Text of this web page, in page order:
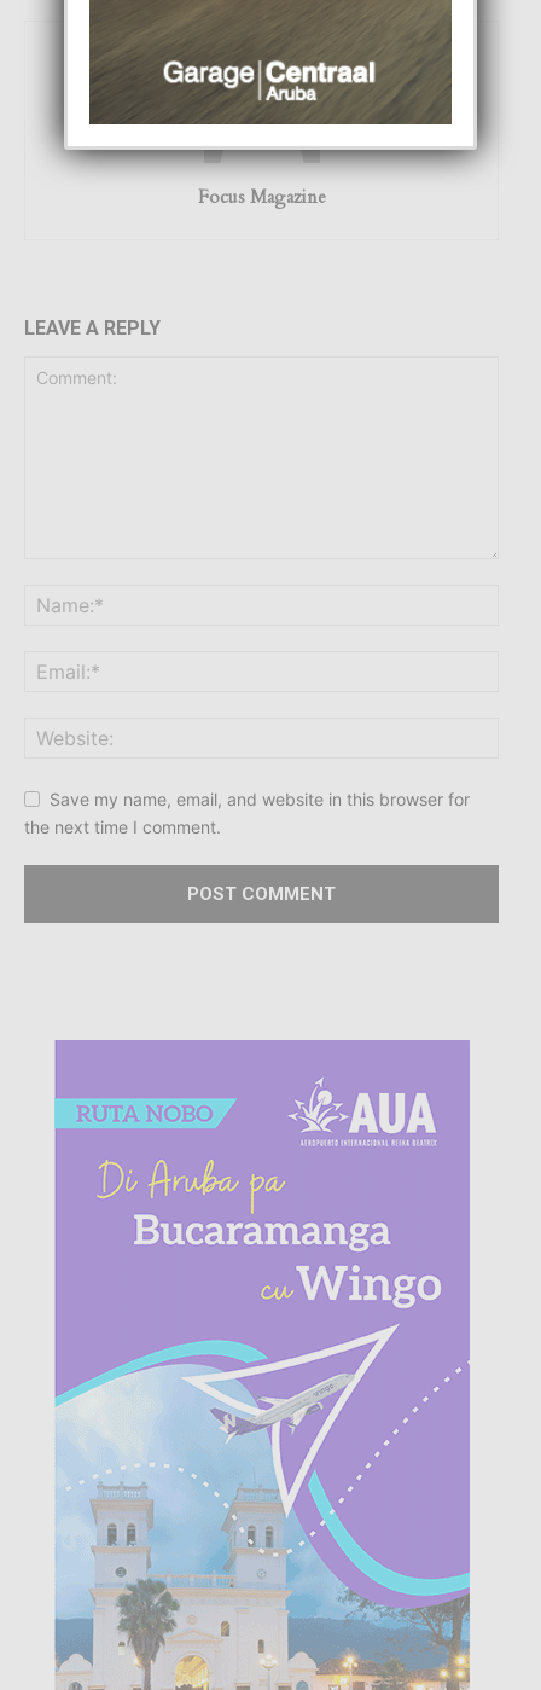
Focus Magazine
LEAVE A REPLY
Save my name, email, and website in this browser for
the next time I comment.